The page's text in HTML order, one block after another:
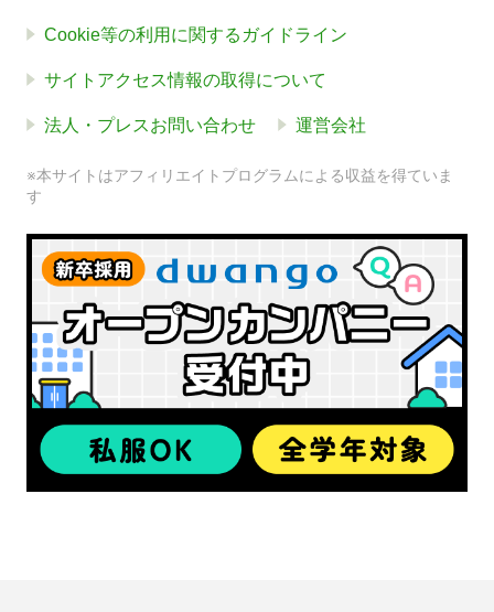
Cookie等の利用に関するガイドライン
サイトアクセス情報の取得について
法人・プレスお問い合わせ 運営会社
※本サイトはアフィリエイトプログラムによる収益を得ていま
す